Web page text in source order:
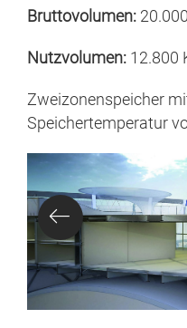
Bruttovolumen:
Nutzvolumen: 12.800
Zweizonenspeicher
Speichertemperatur